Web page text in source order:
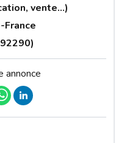
vente...)
annonce